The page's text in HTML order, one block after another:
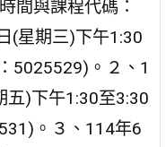
間與課程代碼：
(星期三)下午1:30
5025529)。２、1
五)下午1:30至3:30
。３、114年6